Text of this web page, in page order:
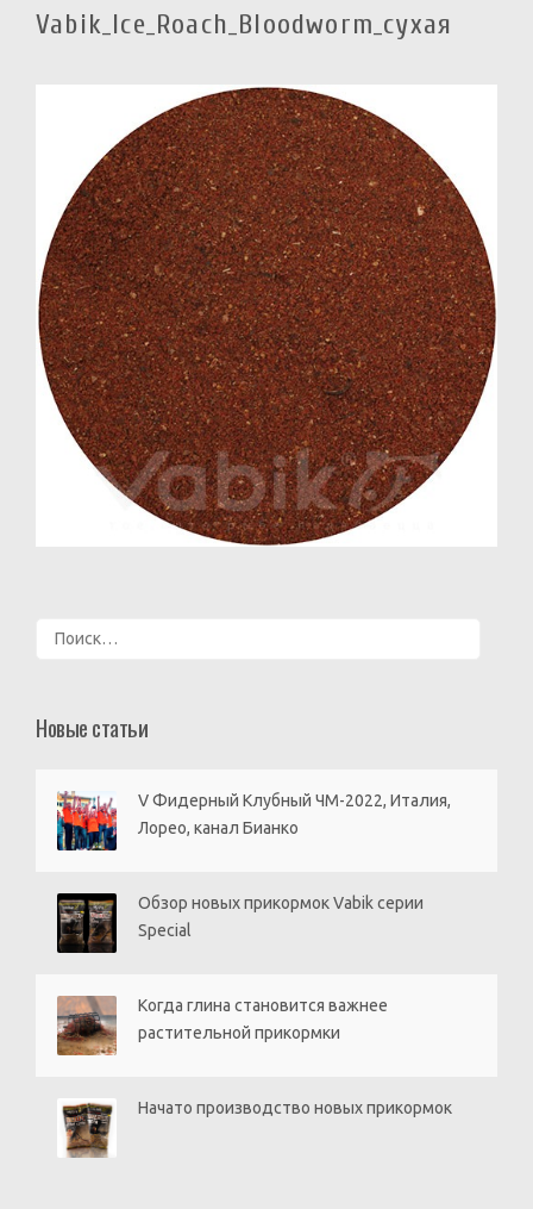
Vabik_Ice_Roach_Bloodworm_сухая
Найти:
Новые статьи
V Фидерный Клубный ЧМ-2022, Италия,
Лорео, канал Бианко
Обзор новых прикормок Vabik серии
Special
Когда глина становится важнее
растительной прикормки
Начато производство новых прикормок